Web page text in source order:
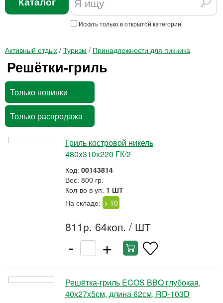
Искать только в открытой категории
Активный отдых / Туризм / Принадлежности для пикника
Решётки-гриль
Только новинки
Только распродажа
Гриль костровой никель
480х310х220 ГК/2
Код: 00143814
Вес: 800 гр.
Кол-во в уп: 1 ШТ
На складе: > 10
811р. 64коп. / ШТ
- +
Решётка-гриль ECOS BBQ глубокая,
40х27х5см, длина 62см, RD-103D